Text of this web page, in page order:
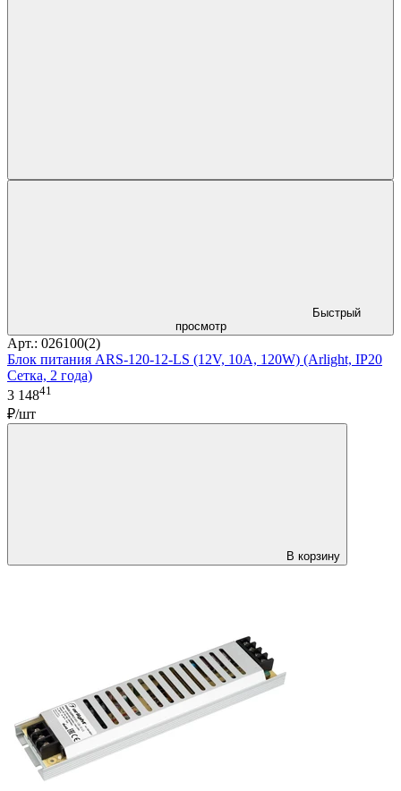
Быстрый
просмотр
Арт.: 026100(2)
Блок питания ARS-120-12-LS (12V, 10A, 120W) (Arlight, IP20
Сетка, 2 года)
3 14841
₽/шт
В корзину